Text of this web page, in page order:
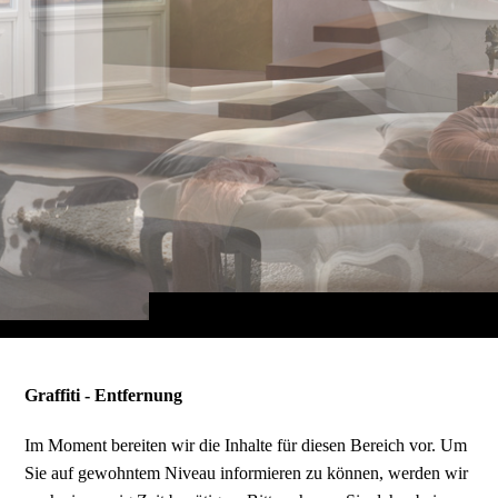
Graffiti - Entfernung
Im Moment bereiten wir die Inhalte für diesen Bereich vor. Um
Sie auf gewohntem Niveau informieren zu können, werden wir